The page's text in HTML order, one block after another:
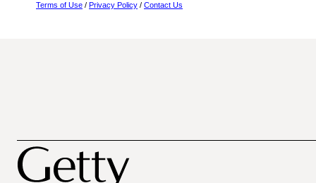
Terms of Use / Privacy Policy / Contact Us